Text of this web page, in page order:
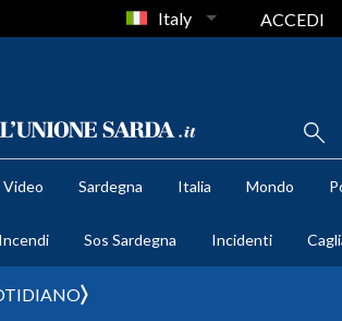
Italy ACCEDI
Video Sardegna Italia Mondo
Incendi Sos Sardegna Incidenti